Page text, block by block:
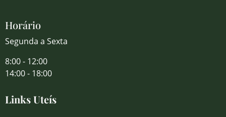
Horário
Segunda a Sexta
8:00 - 12:00
14:00 - 18:00
Links Uteís